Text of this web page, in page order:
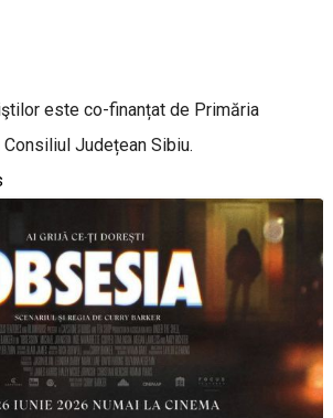
este co-finanțat de Primăria
Județean Sibiu.